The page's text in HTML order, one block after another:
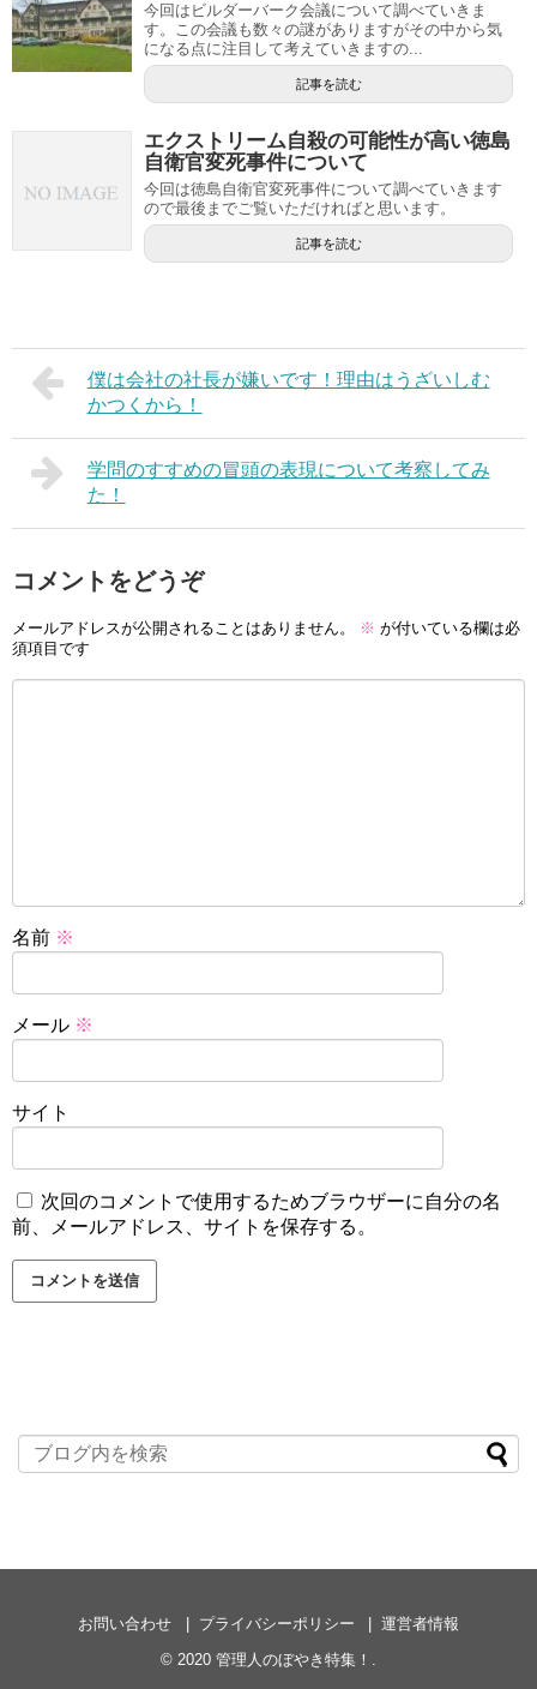
今回はビルダーバーク会議について調べていきま
す。この会議も数々の謎がありますがその中から気
になる点に注目して考えていきますの...
記事を読む
エクストリーム自殺の可能性が高い徳島
自衛官変死事件について
今回は徳島自衛官変死事件について調べていきます
ので最後までご覧いただければと思います。
記事を読む
僕は会社の社長が嫌いです！理由はうざいしむ
かつくから！
学問のすすめの冒頭の表現について考察してみ
た！
コメントをどうぞ
メールアドレスが公開されることはありません。 ※ が付いている欄は必
須項目です
名前 ※
メール ※
サイト
次回のコメントで使用するためブラウザーに自分の名
前、メールアドレス、サイトを保存する。
お問い合わせ プライバシーポリシー
運営者情報
© 2020 管理人のぼやき特集！